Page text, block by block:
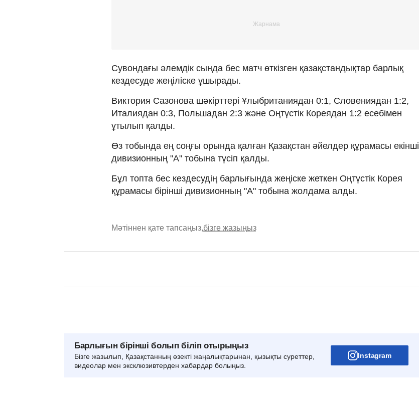
Сувондағы әлемдік сында бес матч өткізген қазақстандықтар барлық
кездесуде жеңіліске ұшырады.
Виктория Сазонова шәкірттері Ұлыбританиядан 0:1, Словениядан 1:2,
Италиядан 0:3, Польшадан 2:3 және Оңтүстік Кореядан 1:2 есебімен
ұтылып қалды.
Өз тобында ең соңғы орында қалған Қазақстан әйелдер құрамасы екінші
дивизионның "А" тобына түсіп қалды.
Бұл топта бес кездесудің барлығында жеңіске жеткен Оңтүстік Корея
құрамасы бірінші дивизионның "А" тобына жолдама алды.
Мәтіннен қате тапсаңыз,бізге жазыңыз
Барлығын бірінші болып біліп отырыңыз
Бізге жазылып, Қазақстанның өзекті жаңалықтарынан, қызықты суреттер,
видеолар мен эксклюзивтерден хабардар болыңыз.
Instagram